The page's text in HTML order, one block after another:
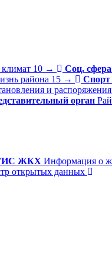
10 → Соц. сфера
района 15 → Спорт
и распоряжения
орган
ЖКХ Информация о
открытых данных